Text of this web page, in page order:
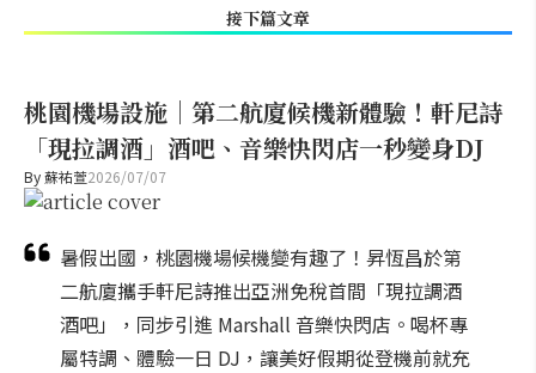
接下篇文章
桃園機場設施｜第二航廈候機新體驗！軒尼詩
「現拉調酒」酒吧、音樂快閃店一秒變身DJ
By蘇祐萱2026/07/07
暑假出國，桃園機場候機變有趣了！昇恆昌於第
二航廈攜手軒尼詩推出亞洲免稅首間「現拉調酒
酒吧」，同步引進 Marshall 音樂快閃店。喝杯專
屬特調、體驗一日 DJ，讓美好假期從登機前就充